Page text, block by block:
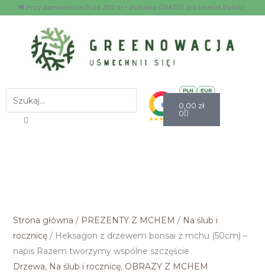
Przejdź
🚚 Przy zamówieniach od 350 zł – dostawa GRATIS! (na terenie Polski)
Szukaj Menu Facebook
PLN EUR
0,00 zł
0
Wózek
Strona główna / PREZENTY Z MCHEM / Na ślub i
rocznicę/ Heksagon z drzewem bonsai z mchu (50cm) –
napis Razem tworzymy wspólne szczęście
Drzewa, Na ślub i rocznicę, OBRAZY Z MCHEM
ilość
z
drzewem
bonsai
(50cm)